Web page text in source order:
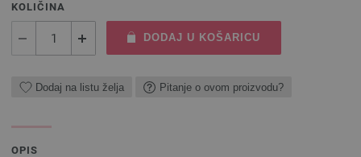
KOLIČINA
DODAJ U KOŠARICU
Dodaj na listu želja Pitanje o ovom proizvodu?
OPIS